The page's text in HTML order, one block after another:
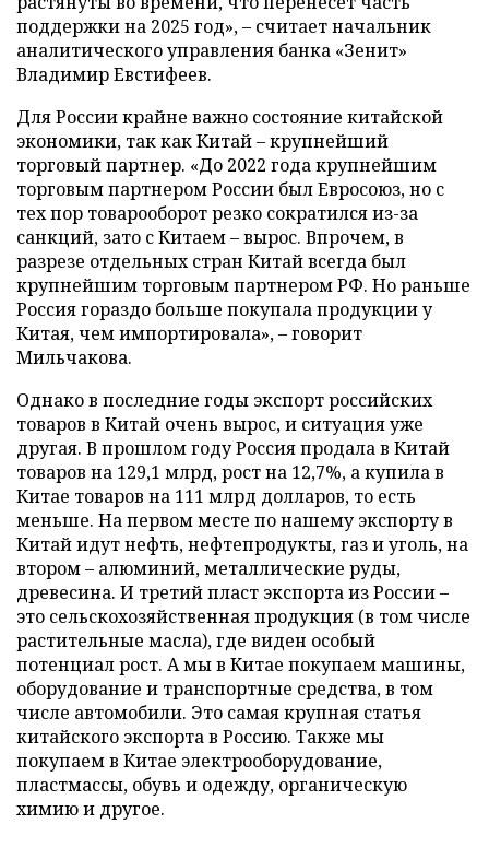
поддержки на 2025 год», – считает начальник
аналитического управления банка «Зенит»
Владимир Евстифеев.
Для России крайне важно состояние китайской
экономики, так как Китай – крупнейший
торговый партнер. «До 2022 года крупнейшим
торговым партнером России был Евросоюз, но с
тех пор товарооборот резко сократился из-за
санкций, зато с Китаем – вырос. Впрочем, в
разрезе отдельных стран Китай всегда был
крупнейшим торговым партнером РФ. Но раньше
Россия гораздо больше покупала продукции у
Китая, чем импортировала», – говорит
Мильчакова.
Однако в последние годы экспорт российских
товаров в Китай очень вырос, и ситуация уже
другая. В прошлом году Россия продала в Китай
товаров на 129,1 млрд, рост на 12,7%, а купила в
Китае товаров на 111 млрд долларов, то есть
меньше. На первом месте по нашему экспорту в
Китай идут нефть, нефтепродукты, газ и уголь, на
втором – алюминий, металлические руды,
древесина. И третий пласт экспорта из России –
это сельскохозяйственная продукция (в том числе
растительные масла), где виден особый
потенциал рост. А мы в Китае покупаем машины,
оборудование и транспортные средства, в том
числе автомобили. Это самая крупная статья
китайского экспорта в Россию. Также мы
покупаем в Китае электрооборудование,
пластмассы, обувь и одежду, органическую
химию и другое.